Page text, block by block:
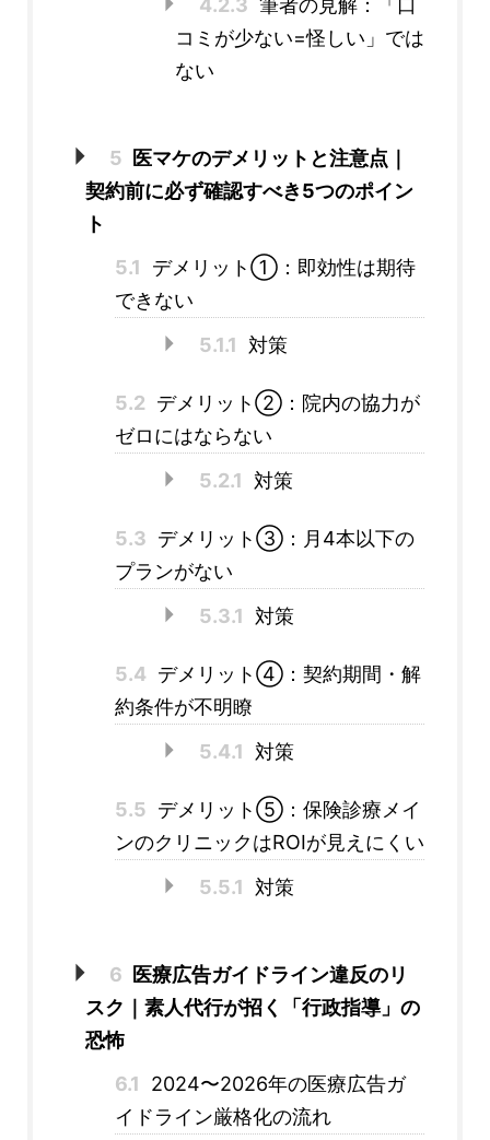
4.2.3 筆者の見解：「口
コミが少ない=怪しい」では
ない
5
医マケのデメリットと注意点｜
契約前に必ず確認すべき5つのポイン
ト
5.1
デメリット①：即効性は期待
できない
5.1.1
対策
5.2 デメリット②：院内の協力が
ゼロにはならない
5.2.1
対策
5.3 デメリット③：月4本以下の
プランがない
5.3.1
対策
5.4 デメリット④：契約期間・解
約条件が不明瞭
5.4.1
対策
5.5 デメリット⑤：保険診療メイ
ンのクリニックはROIが見えにくい
5.5.1
対策
6
医療広告ガイドライン違反のリ
スク｜素人代行が招く「行政指導」の
恐怖
6.1
2024〜2026年の医療広告ガ
イドライン厳格化の流れ